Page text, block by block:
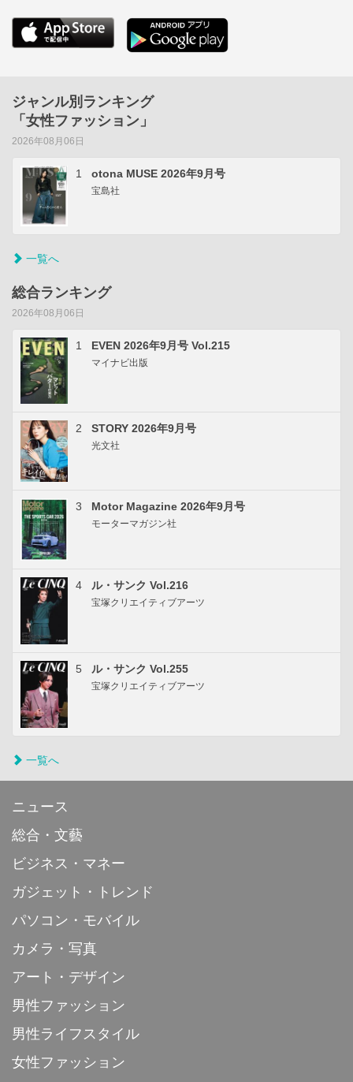
ジャンル別ランキング
「女性ファッション」
2026年08月06日
1 otona MUSE 2026年9月号
宝島社
一覧へ
総合ランキング
2026年08月06日
1 EVEN 2026年9月号 Vol.215
マイナビ出版
2 STORY 2026年9月号
光文社
3 Motor Magazine 2026年9月号
モーターマガジン社
4 ル・サンク Vol.216
宝塚クリエイティブアーツ
5 ル・サンク Vol.255
宝塚クリエイティブアーツ
一覧へ
ニュース
総合・文藝
ビジネス・マネー
ガジェット・トレンド
パソコン・モバイル
カメラ・写真
アート・デザイン
男性ファッション
男性ライフスタイル
女性ファッション